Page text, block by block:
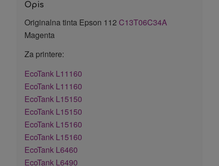
Opis
Originalna tinta Epson 112 C13T06C34A
Magenta
Za printere:
EcoTank L11160
EcoTank L11160
EcoTank L15150
EcoTank L15150
EcoTank L15160
EcoTank L15160
EcoTank L6460
EcoTank L6490